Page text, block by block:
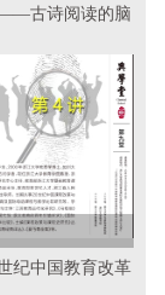
古诗阅读的脑
纪中国教育改革